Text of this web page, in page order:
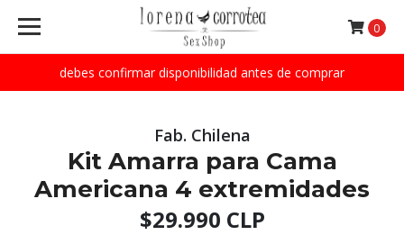
debes confirmar disponibilidad antes de comprar
0
Fab. Chilena
Kit Amarra para Cama
Americana 4 extremidades
$29.990 CLP